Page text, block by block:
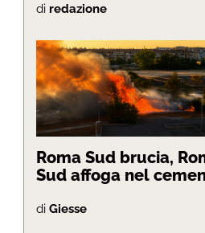
di redazione
Roma Sud brucia,
Sud affoga nel
di Giesse